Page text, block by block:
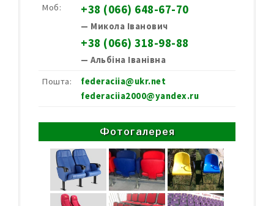
Моб:
+38 (066) 648-67-70
— Микола Іванович
+38 (066) 318-98-88
— Альбіна Іванівна
Пошта:
federaciia@ukr.net
federaciia2000@yandex.ru
Фотогалерея